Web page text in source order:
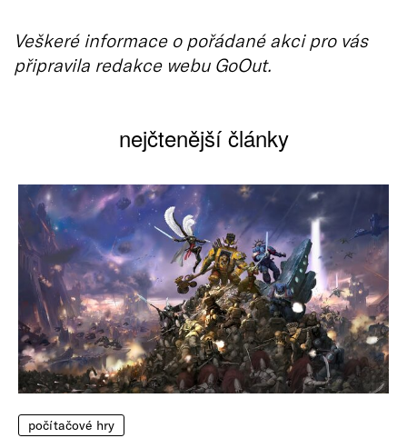
Veškeré informace o pořádané akci pro vás
připravila redakce webu GoOut.
nejčtenější články
počítačové hry